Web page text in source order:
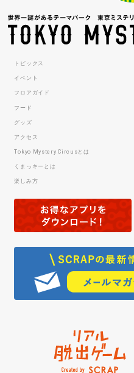
トピックス
イベント
フロアガイド
フード
グッズ
アクセス
Tokyo Mystery Circusとは
くまっキーとは
楽しみ方